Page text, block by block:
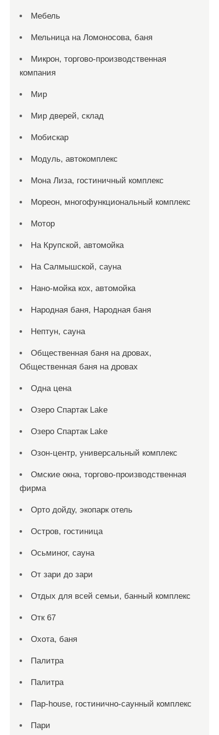
Мебель
Мельница на Ломоносова, баня
Микрон, торгово-производственная
компания
Мир
Мир дверей, склад
Мобискар
Модуль, автокомплекс
Мона Лиза, гостиничный комплекс
Мореон, многофункциональный комплекс
Мотор
На Крупской, автомойка
На Салмышской, сауна
Нано-мойка кох, автомойка
Народная баня, Народная баня
Нептун, сауна
Общественная баня на дровах,
Общественная баня на дровах
Одна цена
Озеро Спартак Lake
Озеро Спартак Lake
Озон-центр, универсальный комплекс
Омские окна, торгово-производственная
фирма
Орто дойду, экопарк отель
Остров, гостиница
Осьминог, сауна
От зари до зари
Отдых для всей семьи, банный комплекс
Отк 67
Охота, баня
Палитра
Палитра
Пар-house, гостинично-саунный комплекс
Пари